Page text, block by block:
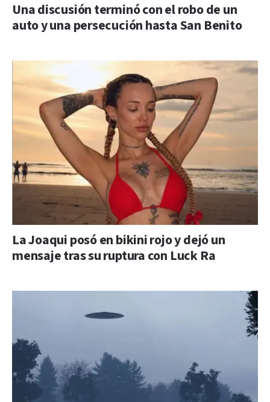
Una discusión terminó con el robo de un
auto y una persecución hasta San Benito
La Joaqui posó en bikini rojo y dejó un
mensaje tras su ruptura con Luck Ra